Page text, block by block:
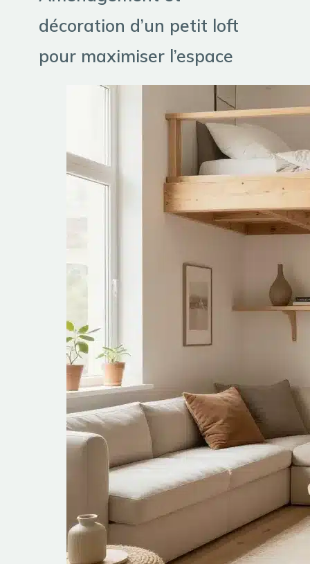
décoration d’un petit loft
pour maximiser l’espace